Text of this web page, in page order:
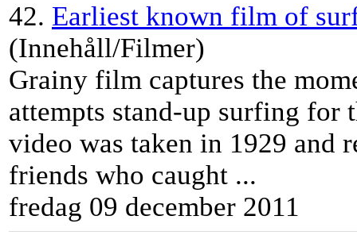
42. Earliest known film of
(Innehåll/Filmer)
Grainy film captures the
attempts stand-up surfing for
video was taken in 1929 and
friends who caught ...
fredag 09 december 2011